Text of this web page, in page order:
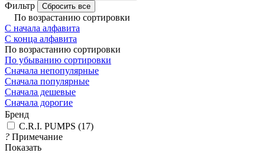
Фильтр Сбросить все
По возрастанию сортировки
С начала алфавита
С конца алфавита
По возрастанию сортировки
По убыванию сортировки
Сначала непопулярные
Сначала популярные
Сначала дешевые
Сначала дорогие
Бренд
C.R.I. PUMPS (17)
? Примечание
Показать